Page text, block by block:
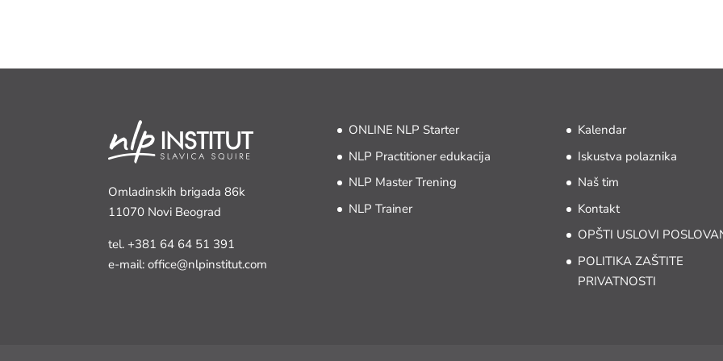
Omladinskih brigada 86k
11070 Novi Beograd
tel. +381 64 64 51 391
e-mail: office@nlpinstitut.com
ONLINE NLP Starter
NLP Practitioner edukacija
NLP Master Trening
NLP Trainer
Kalendar
Iskustva polaznika
Naš tim
Kontakt
OPŠTI USLOVI
POLITIKA ZAŠTITE
PRIVATNOSTI